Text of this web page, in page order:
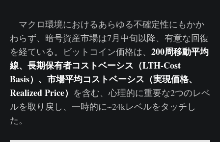
マクロ環境におけるあらゆる不確定性にもかか
わらず、暗号資産市場は7月中旬以降、有意な回復
を経ている。ビットコイン価格は、 200周移動平均
線、長期保有者コストベーシス（LTH-Cost
Basis）、市場平均コストベーシス（実現価格、
Realized Price） を含む、心理的に重要な2つのレベ
ルを取り戻し、一時的に~24kレベルをタッチし
た。